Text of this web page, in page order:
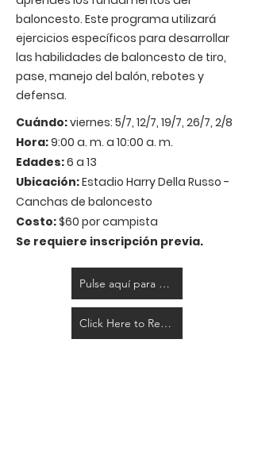
baloncesto. Este programa utilizará
ejercicios específicos para desarrollar
las habilidades de baloncesto de tiro,
pase, manejo del balón, rebotes y
defensa.
Cuándo:viernes: 5/7, 12/7, 19/7, 26/7, 2/8
Hora:9:00 a. m. a 10:00 a. m.
Edades:6 a 13
Ubicación:Estadio Harry Della Russo -
Canchas de baloncesto
Costo:$60 por campista
Se requiere inscripción previa.
Pulse aquí para registrarse
Click Here to Register Ages 10-13